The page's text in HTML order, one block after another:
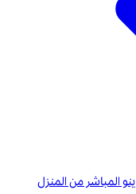
المباشر من المنزل